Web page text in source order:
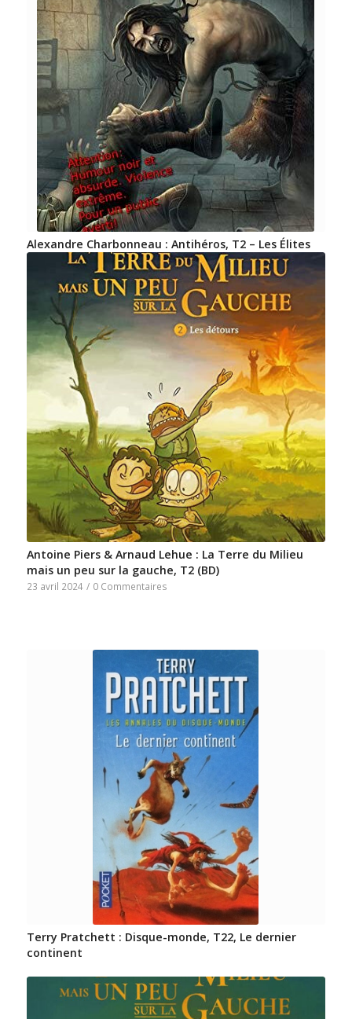
Alexandre Charbonneau : Antihéros, T2 – Les Élites
Antoine Piers & Arnaud Lehue : La Terre du Milieu
mais un peu sur la gauche, T2 (BD)
23 avril 2024 / 0 Commentaires
Terry Pratchett : Disque-monde, T22, Le dernier
continent